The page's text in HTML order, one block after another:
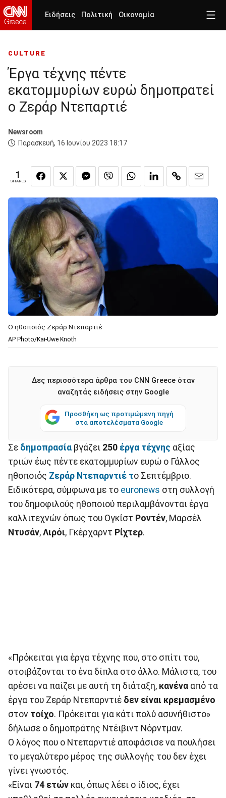
Ειδήσεις Πολιτική Οικονομία
CULTURE
Έργα τέχνης πέντε
εκατομμυρίων ευρώ δημοπρατεί
ο Ζεράρ Ντεπαρτιέ
Newsroom
Παρασκευή, 16 Ιουνίου 2023 18:17
1
SHARES
Ο ηθοποιός Ζεράρ Ντεπαρτιέ
AP Photo/Kai-Uwe Knoth
Δες περισσότερα άρθρα του CNN Greece όταν
αναζητάς ειδήσεις στην Google
Προσθήκη ως προτιμώμενη πηγή
στα αποτελέσματα Google
Σε δημοπρασία βγάζει 250 έργα τέχνης αξίας
τριών έως πέντε εκατομμυρίων ευρώ ο Γάλλος
ηθοποιός Ζεράρ Ντεπαρντιέ το Σεπτέμβριο.
Ειδικότερα, σύμφωνα με το euronews στη συλλογή
του δημοφιλούς ηθοποιού περιλαμβάνονται έργα
καλλιτεχνών όπως του Ογκίστ Ροντέν, Μαρσέλ
Ντυσάν, Λιρόι, Γκέρχαρντ Ρίχτερ.
«Πρόκειται για έργα τέχνης που, στο σπίτι του,
στοιβάζονται το ένα δίπλα στο άλλο. Μάλιστα, του
αρέσει να παίζει με αυτή τη διάταξη, κανένα από τα
έργα του Ζεράρ Ντεπαρντιέ δεν είναι κρεμασμένο
στον τοίχο. Πρόκειται για κάτι πολύ ασυνήθιστο»
δήλωσε ο δημοπράτης Ντέιβιντ Νόρντμαν.
Ο λόγος που ο Ντεπαρντιέ αποφάσισε να πουλήσει
το μεγαλύτερο μέρος της συλλογής του δεν έχει
γίνει γνωστός.
«Είναι 74 ετών και, όπως λέει ο ίδιος, έχει